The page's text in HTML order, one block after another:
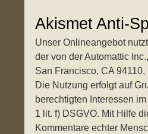
Akismet Anti-
Unser Onlineangebot
der von der Automattic
San Francisco, CA
Die Nutzung erfolgt auf
berechtigten Interessen
1 lit. f) DSGVO. Mit Hilfe
Kommentare echter